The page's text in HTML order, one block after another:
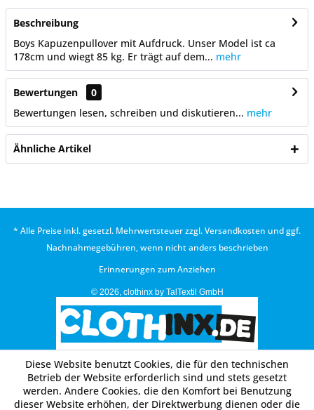
Beschreibung
Boys Kapuzenpullover mit Aufdruck. Unser Model ist ca
178cm und wiegt 85 kg. Er trägt auf dem... mehr
Bewertungen
0
Bewertungen lesen, schreiben und diskutieren... mehr
Ähnliche Artikel
* Alle Preise inkl. gesetzl. Mehrwertsteuer zzgl.Versandkosten und ggf.
Nachnahmegebühren, wenn nicht anders beschrieben
Erinnerungen zum Anziehen
© 2026, clothinx by TalTextil GmbH
Diese Website benutzt Cookies, die für den technischen
Betrieb der Website erforderlich sind und stets gesetzt
werden. Andere Cookies, die den Komfort bei Benutzung
dieser Website erhöhen, der Direktwerbung dienen oder die